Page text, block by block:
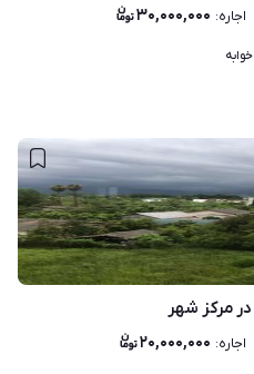
اجاره: ۳۰,۰۰۰,۰۰۰
خوابه
اجاره: ۲۰,۰۰۰,۰۰۰